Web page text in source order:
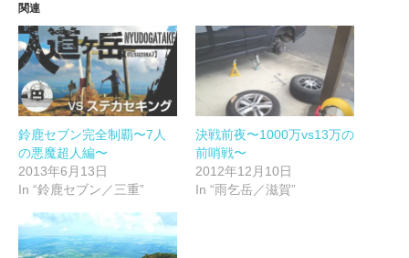
で
共
有
(新
し
い
ウ
ィ
ン
ウ
で
開
き
ま
す)
は
ク
リ
ッ
ク
し
て
く
だ
い
(新
し
い
ウ
ィ
ン
ウ
で
開
き
関連
鈴鹿セブン完全制覇〜7人
の悪魔超人編〜
2013年6月13日
In “鈴鹿セブン／三重”
決戦前夜〜1000万vs13万の
前哨戦〜
2012年12月10日
In “雨乞岳／滋賀”